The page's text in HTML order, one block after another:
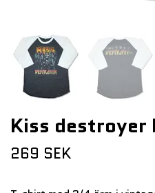
Kiss
269 SEK